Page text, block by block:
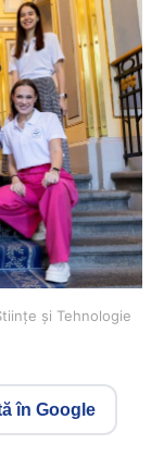
și Tehnologie
în Google